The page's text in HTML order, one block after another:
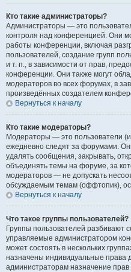
Кто такие администраторы?
Администраторы — это
контроля над конференцией. Они
работы конференции, включая
пользователей, создание групп
и т. п., в зависимости от прав,
конференции. Они также могут
модераторов во всех форумах, в
произведённых создателем
Вернуться к началу
Кто такие модераторы?
Модераторы — это пользователи
ежедневно следят за форумами.
удалять сообщения, закрывать,
объединять темы на форуме, за
модераторов — не допускать
обсуждаемым темам (оффтопик),
Вернуться к началу
Что такое группы пользователей?
Группы пользователей разбивают
управляемые администратором
может состоять в нескольких
назначены индивидуальные права
администраторам назначение